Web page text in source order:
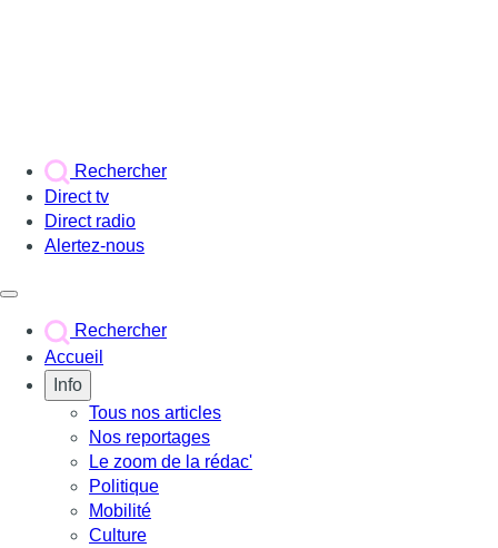
Rechercher
Direct tv
Direct radio
Alertez-nous
Rechercher
Accueil
Info
Tous nos articles
Nos reportages
Le zoom de la rédac'
Politique
Mobilité
Culture